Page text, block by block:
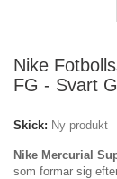
Nike
FG - Svart
Skick: Ny produkt
Nike Mercurial
som formar sig